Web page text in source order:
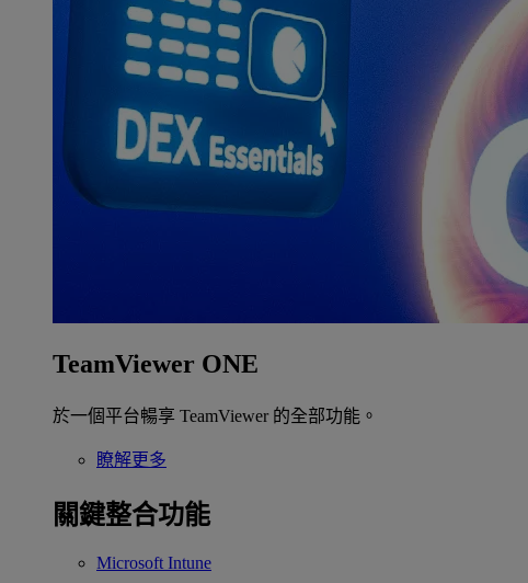
TeamViewer ONE
於一個平台暢享 TeamViewer 的全部功能。
瞭解更多
關鍵整合功能
Microsoft Intune